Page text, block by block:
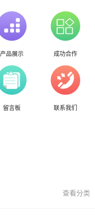
产品展示 成功合作
留言板 联系我们
查看分类